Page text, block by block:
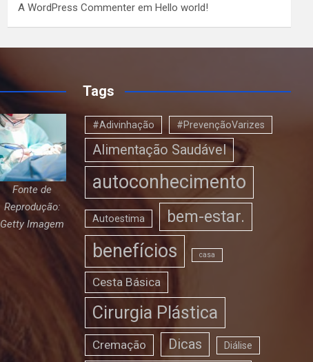
A WordPress Commenter emHello world!
Fonte de
Reprodução:
Getty Imagem
Tags
#Adivinhação #PrevençãoVarizes
Alimentação Saudável
autoconhecimento
Autoestima bem-estar.
benefícios casa
Cesta Básica
Cirurgia Plástica
Cremação Dicas Diálise